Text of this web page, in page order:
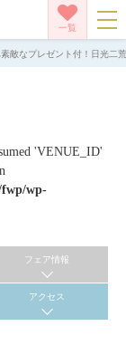
一覧
素敵なプレゼント付！日光二
'VENUE_ID'
fwp/wp-
フェア情報
アクセス